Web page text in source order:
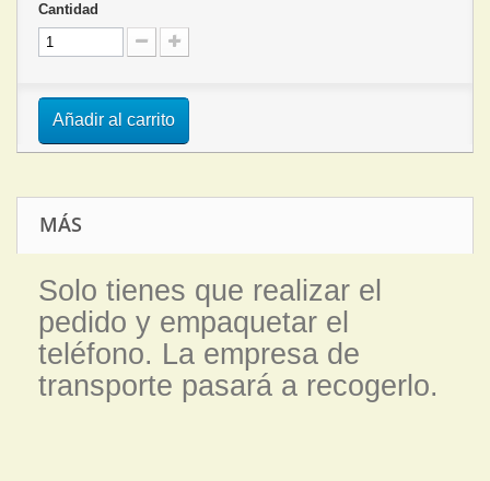
Cantidad
Añadir al carrito
MÁS
Solo tienes que realizar el
pedido y empaquetar el
teléfono. La empresa de
transporte pasará a recogerlo.